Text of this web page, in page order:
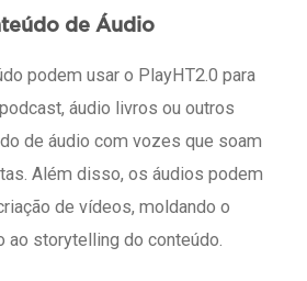
de Áudio
podem usar o PlayHT2.0 para
áudio livros ou outros
de áudio com vozes que soam
Além disso, os áudios podem
de vídeos, moldando o
ao storytelling do conteúdo.